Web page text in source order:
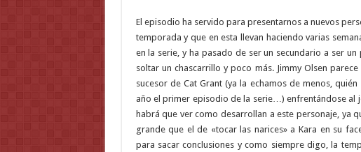
El episodio ha servido para presentarnos a nuevos
temporada y que en esta llevan haciendo varias
en la serie, y ha pasado de ser un secundario a ser
soltar un chascarrillo y poco más. Jimmy Olsen
sucesor de Cat Grant (ya la echamos de menos,
año el primer episodio de la serie…) enfrentándose al
habrá que ver como desarrollan a este personaje, ya
grande que el de «tocar las narices» a Kara en su
para sacar conclusiones y como siempre digo, la